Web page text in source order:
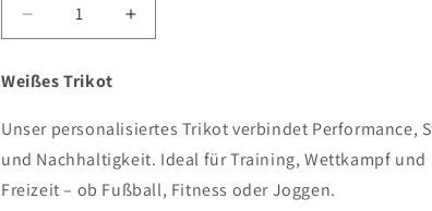
Verringere
die
Menge
für
Erhöhe
die
Weißes Trikot
Unser personalisiertes Trikot verbindet Performance,
und Nachhaltigkeit. Ideal für Training, Wettkampf und
Freizeit – ob Fußball, Fitness oder Joggen.